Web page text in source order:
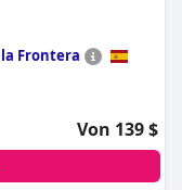
Frontera
Von 139 $